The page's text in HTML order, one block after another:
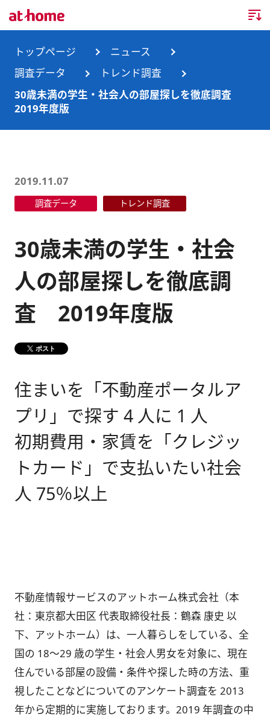
トップページ
企業情報
事業所・グループ会社
サステナビリティ
健康経営
DX戦略
ニュースリリース
メディア掲載情報
不動産会社間情報流通サービス
新卒採用情報
キャリア採用情報
障がい者採用情報
お問合せ
トップページ
ニュース
調査データ
トレンド調査
30歳未満の学生・社会人の部屋探しを徹底調査
2019年度版
2019.11.07
調査データ トレンド調査
30歳未満の学生・社会
人の部屋探しを徹底調
査 2019年度版
ポスト
住まいを「不動産ポータルア
プリ」で探す 4 人に 1 人
初期費用・家賃を「クレジッ
トカード」で支払いたい社会
人 75％以上
不動産情報サービスのアットホーム株式会社（本
社：東京都大田区 代表取締役社長：鶴森 康史 以
下、アットホーム）は、一人暮らしをしている、全
国の 18～29 歳の学生・社会人男女を対象に、現在
住んでいる部屋の設備・条件や探した時の方法、重
視したことなどについてのアンケート調査を 2013
年から定期的に実施しております。2019 年調査の中